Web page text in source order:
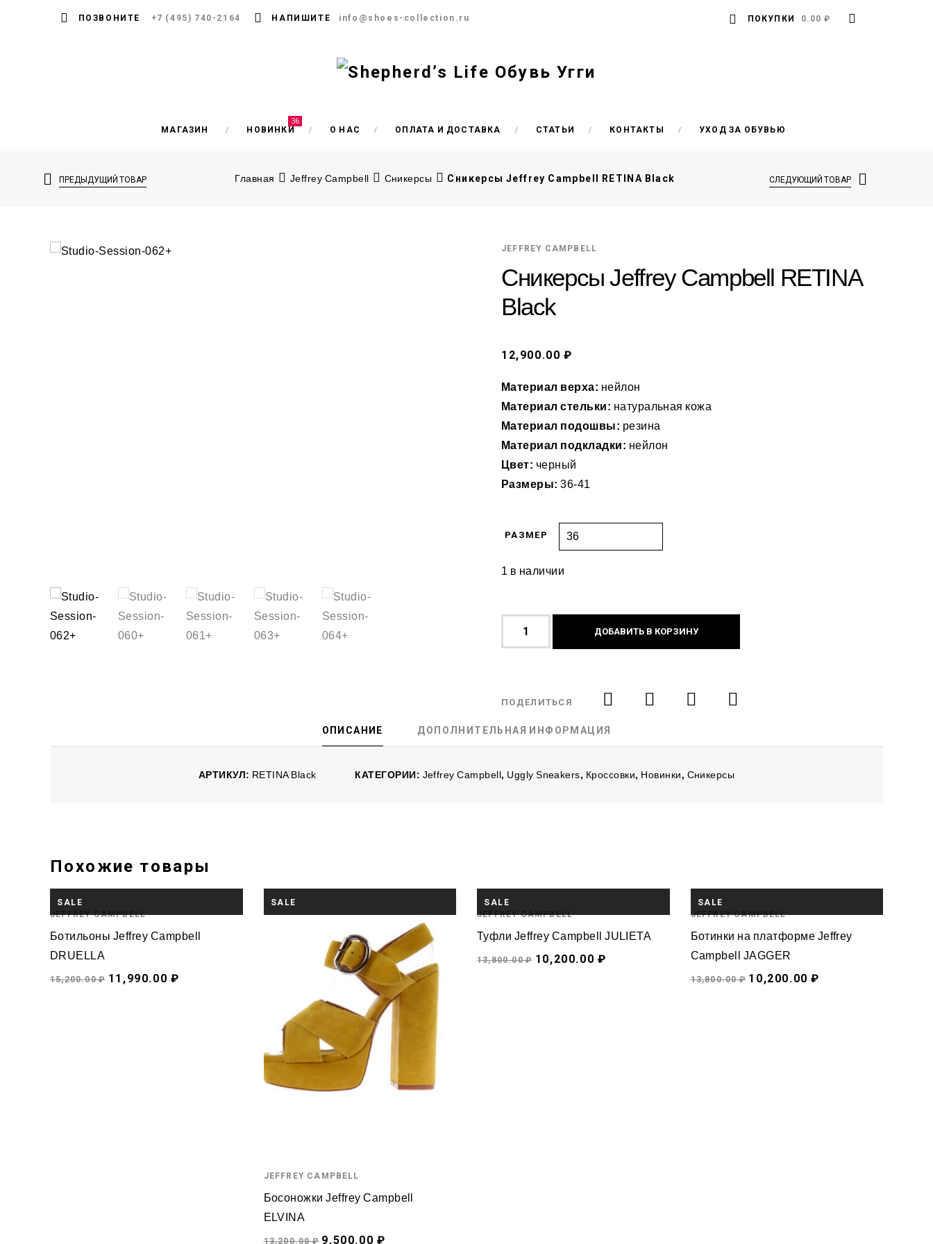
ПОЗВОНИТЕ +7 (495) 740-2164 НАПИШИТЕ info@shoes-collection.ru ПОКУПКИ 0.00 ₽
МАГАЗИН НОВИНКИ
36
О НАС ОПЛАТА И ДОСТАВКА СТАТЬИ КОНТАКТЫ УХОД ЗА ОБУВЬЮ
ПРЕДЫДУЩИЙ ТОВАР Главная Jeffrey Campbell Сникерсы Сникерсы Jeffrey Campbell RETINA Black СЛЕДУЮЩИЙ ТОВАР
JEFFREY CAMPBELL
Сникерсы Jeffrey Campbell RETINA
Black
12,900.00 ₽
Материал верха: нейлон
Материал стельки: натуральная кожа
Материал подошвы: резина
Материал подкладки: нейлон
Цвет: черный
Размеры:36-41
РАЗМЕР
1 в наличии
ДОБАВИТЬ В КОРЗИНУ
ПОДЕЛИТЬСЯ
ОПИСАНИЕ ДОПОЛНИТЕЛЬНАЯ ИНФОРМАЦИЯ
АРТИКУЛ: RETINA Black КАТЕГОРИИ: Jeffrey Campbell, Uggly Sneakers, Кроссовки, Новинки, Сникерсы
Похожие товары
SALE
НЕТ В ПРОДАЖЕ
JEFFREY CAMPBELL
Ботильоны Jeffrey Campbell
DRUELLA
15,200.00 ₽ 11,990.00 ₽
SALE
JEFFREY CAMPBELL
Босоножки Jeffrey Campbell
ELVINA
13,200.00 ₽ 9,500.00 ₽
SALE
JEFFREY CAMPBELL
Туфли Jeffrey Campbell JULIETA
13,800.00 ₽ 10,200.00 ₽
SALE
JEFFREY CAMPBELL
Ботинки на платформе Jeffrey
Campbell JAGGER
13,800.00 ₽ 10,200.00 ₽